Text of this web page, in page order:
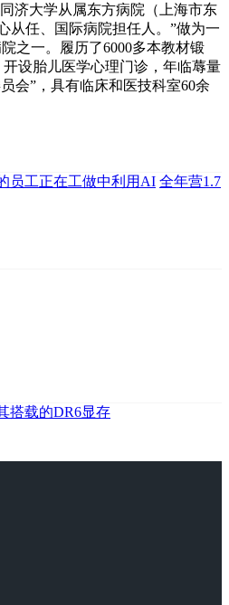
济大学从属东方病院（上海市东
从任、国际病院担任人。”做为一
之一。履历了6000多本教材锻
设胎儿医学心理门诊，年临蓐量
会”，具有临床和医技科室60余
员工正在工做中利用AI 全年营1.7
搭载的DR6显存